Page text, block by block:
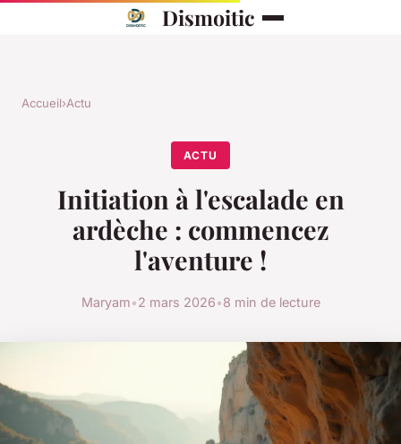
Dismoitic
Accueil›Actu
ACTU
Initiation à l'escalade en
ardèche : commencez
l'aventure !
Maryam•2 mars 2026•8 min de lecture